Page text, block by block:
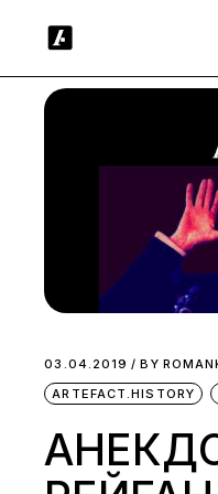
03.04.2019 BY
ARTEFACT.HISTORY